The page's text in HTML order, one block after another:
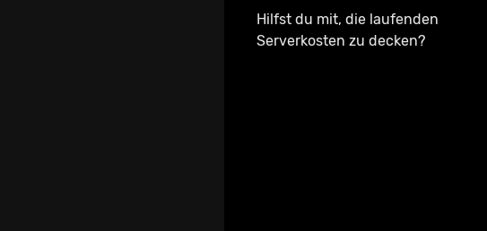
Hilfst du mit, die laufenden
Serverkosten zu decken?